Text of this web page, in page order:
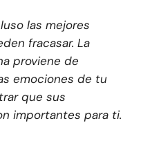
las mejores
fracasar. La
proviene de
emociones de tu
que sus
importantes para ti.